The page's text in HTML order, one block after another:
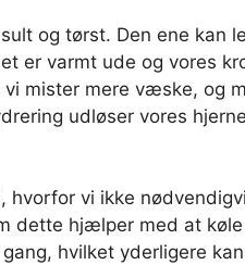
og tørst. Den ene kan
er varmt ude og vores
mister mere væske, og
udløser vores
hvorfor vi ikke
dette hjælper med at
hvilket yderligere